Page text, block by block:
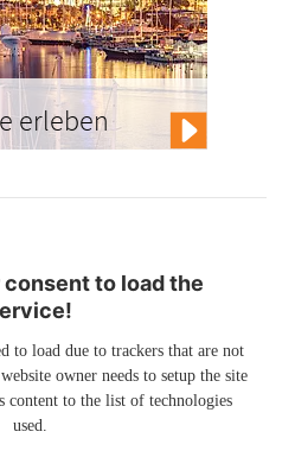
erleben
to load the
to load due to trackers that are not
owner needs to setup the site
content to the list of technologies
used.